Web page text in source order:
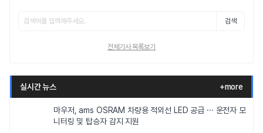
검색
전체기사 목록보기
실시간 뉴스 +more
마우저, ams OSRAM 차량용 적외선 LED 공급 ··· 운전자 모
니터링 및 탑승자 감지 지원